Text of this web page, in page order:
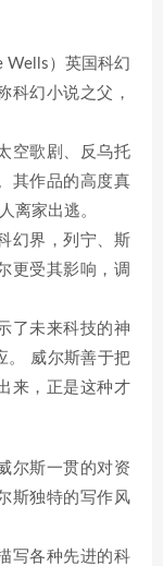
Wells）英国科幻
科幻小说之父，
空歌剧、反乌托
其作品的高度真
离家出逃。
幻界，列宁、斯
更受其影响，调
了未来科技的神
。 威尔斯善于把
来，正是这种才
尔斯一贯的对资
斯独特的写作风
写各种先进的科